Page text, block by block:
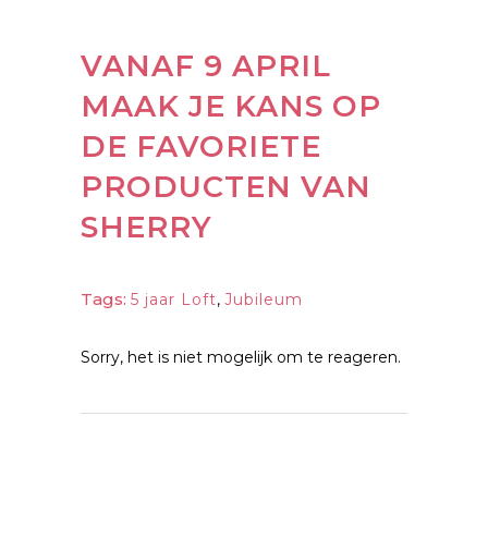
VANAF 9 APRIL
MAAK JE KANS OP
DE FAVORIETE
PRODUCTEN VAN
SHERRY
Tags: 5 jaar Loft, Jubileum
Sorry, het is niet mogelijk om te reageren.